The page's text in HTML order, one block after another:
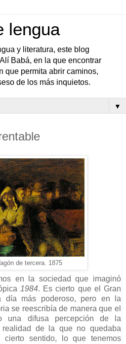
lengua
y literatura, este blog
Babá, en la que encontrar
que permita abrir caminos,
de los más inquietos.
▼
de tercera. 1875
en la sociedad que imaginó
1984. Es cierto que el Gran
día más poderoso, pero en la
se reescribía de manera que el
una difusa percepción de la
realidad de la que no quedaba
cierto sentido, lo que tenemos